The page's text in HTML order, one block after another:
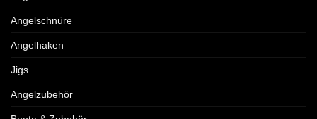
Angelschnüre
Angelhaken
Jigs
Angelzubehör